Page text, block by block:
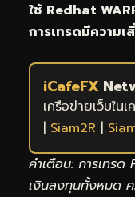
ใช้ Redhat
การเทรดมีความ
iCafeFX
เครือข่ายเว็บในเ
| Siam2R |
คำเตือน: การเทร
เงินลงทุนทั้งหมด